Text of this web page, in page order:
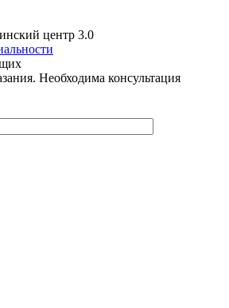
центр 3.0
Необходима консультация